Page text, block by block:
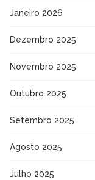
Janeiro 2026
Dezembro 2025
Novembro 2025
Outubro 2025
Setembro 2025
Agosto 2025
Julho 2025